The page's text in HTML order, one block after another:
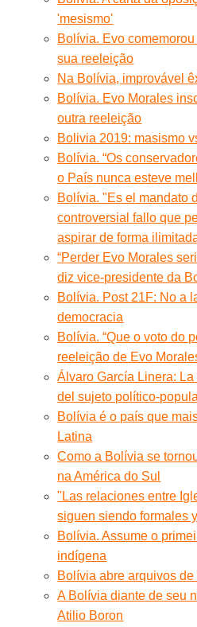
'mesismo'
Bolívia. Evo
sua reeleição
Na Bolívia, improvável
Bolívia. Evo Morales
outra reeleição
Bolivia 2019: masismo
Bolívia. “Os
o País nunca esteve
Bolívia. "Es el mandato
controversial fallo que
aspirar de forma
“Perder Evo Morales
diz vice-presidente da
Bolívia. Post 21F: No a
democracia
Bolívia. “Que o voto do
reeleição de Evo
Álvaro García Linera:
del sujeto político-
Bolívia é o país que
Latina
Como a Bolívia se
na América do Sul
"Las relaciones entre
siguen siendo formales
Bolívia. Assume o
indígena
Bolívia abre arquivos
A Bolívia diante de seu
Atilio Boron